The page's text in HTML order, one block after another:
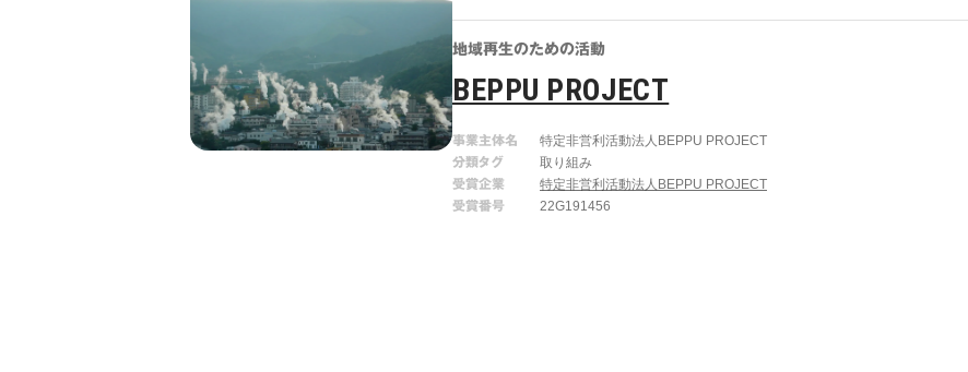
地域再生のための活動
BEPPU PROJECT
事業主体名
特定非営利活動法人BEPPU PROJECT
分類タグ
取り組み
受賞企業
特定非営利活動法人BEPPU PROJECT
受賞番号
22G191456